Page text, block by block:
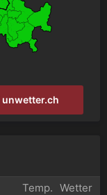
unwetter.ch
Temp. Wetter